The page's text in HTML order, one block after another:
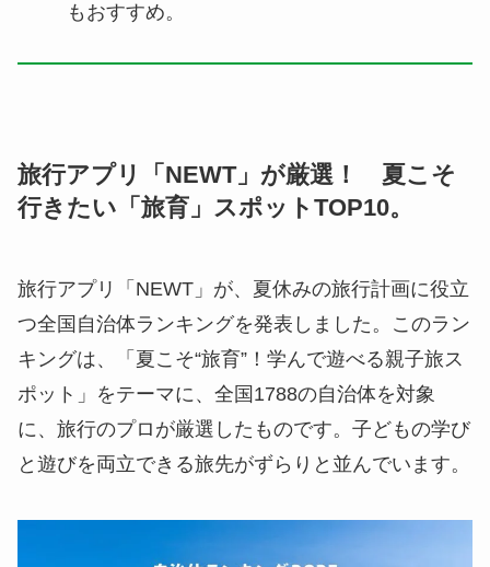
もおすすめ。
旅行アプリ「NEWT」が厳選！ 夏こそ
行きたい「旅育」スポットTOP10。
旅行アプリ「NEWT」が、夏休みの旅行計画に役立
つ全国自治体ランキングを発表しました。このラン
キングは、「夏こそ“旅育”！学んで遊べる親子旅ス
ポット」をテーマに、全国1788の自治体を対象
に、旅行のプロが厳選したものです。子どもの学び
と遊びを両立できる旅先がずらりと並んでいます。